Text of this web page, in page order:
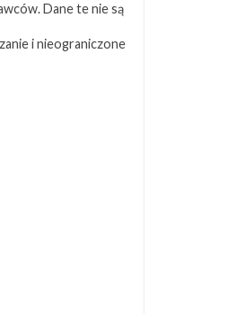
(grupa FB)
Dane te nie są
i nieograniczone